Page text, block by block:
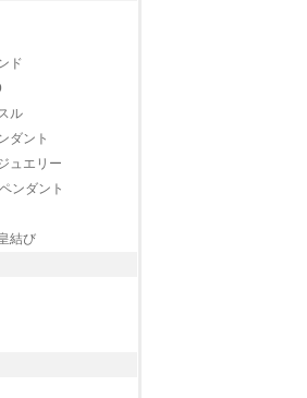
ド
ル
ダント
ュエリー
ンダント
結び